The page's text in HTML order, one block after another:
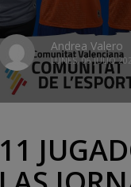
Andrea Valero
LUNES, 06 JULIO
11